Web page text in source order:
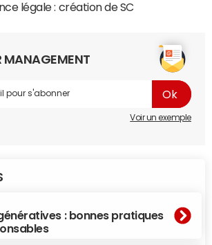
légale : création de SC
MANAGEMENT
Voir un exemple
: bonnes pratiques